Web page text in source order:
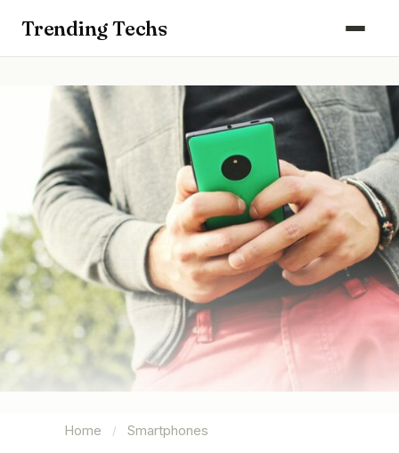
Trending Techs
Keuken & Huishouden
Schoonmaak
Smart Home & Beveiliging
Kantoor & Werkplek
Maak kennis met ons team
Home / Smartphones